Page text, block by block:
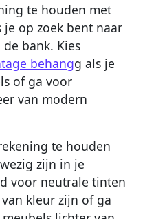
te houden met
op zoek bent naar
bank. Kies
behangg als je
of ga voor
van modern
te houden
zijn in je
voor neutrale tinten
kleur zijn of ga